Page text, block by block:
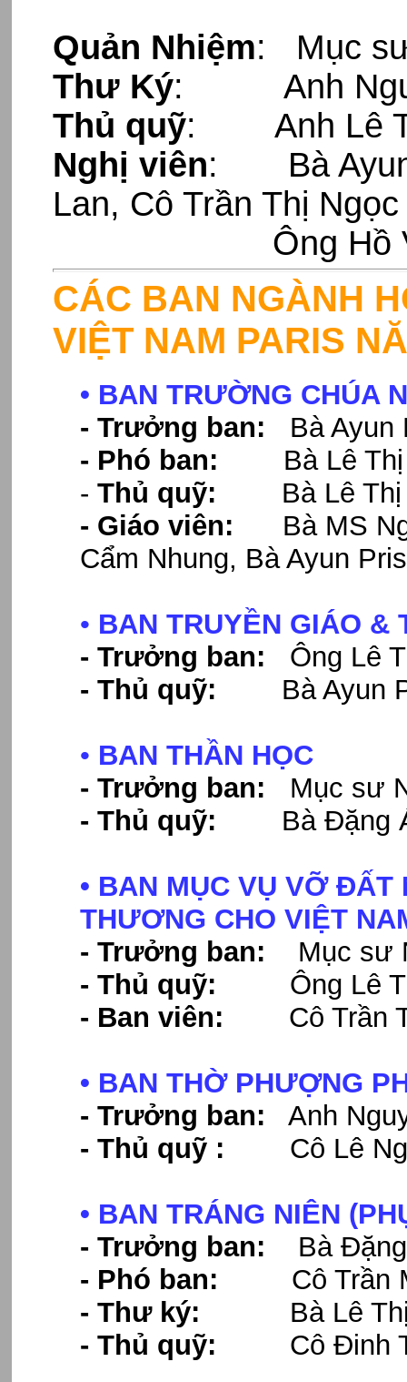
Quản Nhiệm: Mục sư
Thư Ký: Anh
Thủ quỹ:
Anh Lê
Nghị viên:
Bà
Lan, Cô Trần Thị
Ông Hồ Văn
CÁC BAN NGÀNH
VIỆT NAM PARIS
• BAN TRƯỜNG CHÚA
- Trưởng ban: Bà Ayun
- Phó ban:
Bà Lê Thị
- Thủ quỹ: Bà Lê Thị
- Giáo viên: Bà MS
Cẩm Nhung, Bà Ayun
• BAN TRUYỀN GIÁO &
- Trưởng ban: Ông Lê
- Thủ quỹ: Bà Ayun
• BAN THẦN HỌC
- Trưởng ban: Mục sư
- Thủ quỹ: Bà Đặng
• BAN MỤC VỤ VỠ
THƯƠNG CHO VIỆT
- Trưởng ban: Mục sư
- Thủ quỹ: Ông Lê
- Ban viên: Cô Trần
• BAN THỜ PHƯỢNG
- Trưởng ban: Anh
- Thủ quỹ :
Cô Lê
• BAN TRÁNG NIÊN
- Trưởng ban: Bà Đặng
- Phó ban: Cô Trần
- Thư ký:
Bà Lê Thị
- Thủ quỹ:
Cô Đinh